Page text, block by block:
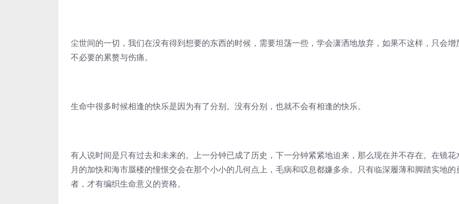
尘世间的一切，我们在没有得到想要的东西的时候，需要坦荡一些，学会潇洒地放弃，如果不这样，只会增
不必要的累赘与伤痛。
生命中很多时候相逢的快乐是因为有了分别。没有分别，也就不会有相逢的快乐。
有人说时间是只有过去和未来的。上一分钟已成了历史，下一分钟紧紧地迫来，那么现在并不存在。在镜花
月的加快和海市蜃楼的憧憬交会在那个小小的几何点上，毛病和叹息都嫌多余。只有临深履薄和脚踏实地的
者，才有编织生命意义的资格。